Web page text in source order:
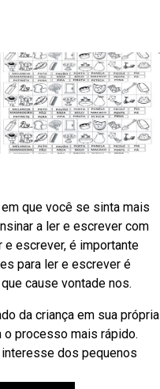
que você se sinta mais
a ler e escrever com
e escrever, é importante
para ler e escrever é
cause vontade nos.
da criança em sua própria
o processo mais rápido.
dos pequenos